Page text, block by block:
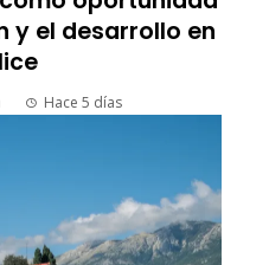
y el desarrollo en
Hace 5 días